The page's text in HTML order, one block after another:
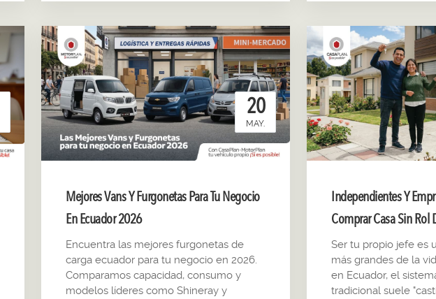
20
MAY.
Mejores Vans Y Furgonetas Para Tu Negocio
En Ecuador 2026
Encuentra las mejores furgonetas de
carga ecuador para tu negocio en 2026.
Comparamos capacidad, consumo y
modelos líderes como Shineray y
Independientes Y
Comprar Casa Sin Rol
Ser tu propio jefe es
más grandes de la
en Ecuador, el
tradicional suele